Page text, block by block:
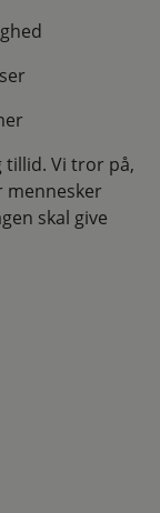
tillid. Vi tror på,
mennesker
skal give